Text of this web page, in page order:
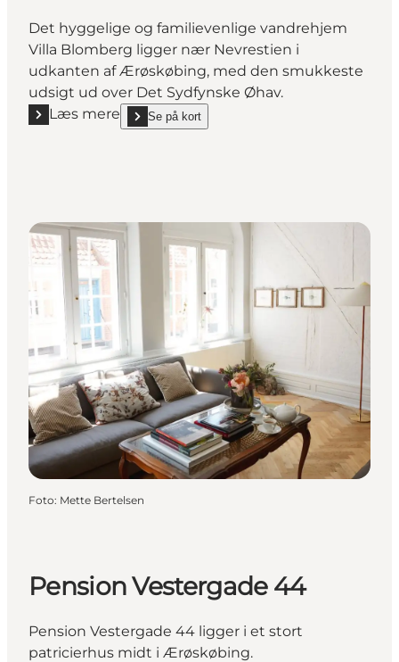
Det hyggelige og familievenlige vandrehjem
Villa Blomberg ligger nær Nevrestien i
udkanten af Ærøskøbing, med den smukkeste
udsigt ud over Det Sydfynske Øhav.
Læs mere
Læs mere "Villa Blomberg"
Se på kort
show Villa Blomberg on_map
Foto: Mette Bertelsen
Pension Vestergade 44
Pension Vestergade 44 ligger i et stort
patricierhus midt i Ærøskøbing.